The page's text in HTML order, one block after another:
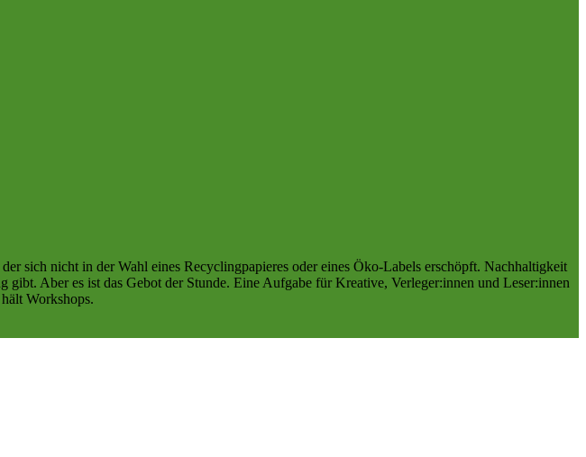
sich nicht in der Wahl eines Recyclingpapieres oder eines Öko-Labels erschöpft. Nachhaltigkeit
Aber es ist das Gebot der Stunde. Eine Aufgabe für Kreative, Verleger:innen und Leser:innen
Workshops.